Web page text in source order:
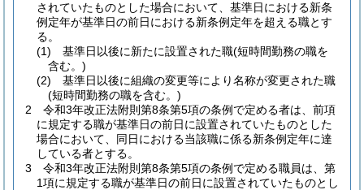
されていたものとした場合において、基準日における新条
例定年が基準日の前日における新条例定年を超える職とす
る。
(1)
基準日以後に新たに設置された職(短時間勤務の職を
含む。)
(2)
基準日以後に組織の変更等により名称が変更された職
(短時間勤務の職を含む。)
2
令和3年改正法附則第8条第5項の条例で定める者は、前項
に規定する職が基準日の前日に設置されていたものとした
場合において、同日における当該職に係る新条例定年に達
している者とする。
3
令和3年改正法附則第8条第5項の条例で定める職員は、第
1項に規定する職が基準日の前日に設置されていたものとし